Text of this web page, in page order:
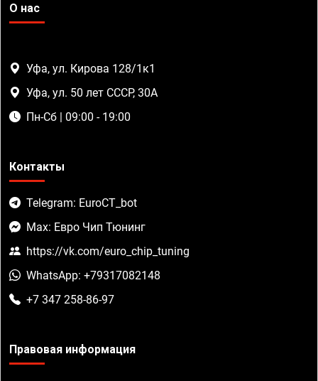
О нас
Уфа, ул. Кирова 128/1к1
Уфа, ул. 50 лет СССР, 30А
Пн-Сб | 09:00 - 19:00
Контакты
Telegram: EuroCT_bot
Max: Евро Чип Тюнинг
https://vk.com/euro_chip_tuning
WhatsApp: +79317082148
+7 347 258-86-97
Правовая информация